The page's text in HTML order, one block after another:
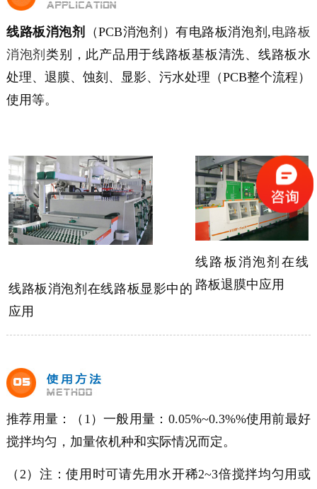
线路板消泡剂 （PCB消泡剂）有电路板消泡剂,电路板
消泡剂类别，此产品用于线路板基板清洗、线路板水
处理、退膜、蚀刻、显影、污水处理（PCB整个流程）
使用等。
线路板消泡剂在线路板显影中的
应用
线路板消泡剂在线
路板退膜中应用
推荐用量：（1）一般用量： 0.05%~0.3%%使用前最好
搅拌均匀，加量依机种和实际情况而定。
（2）注：使用时可请先用水开稀2~3倍搅拌均匀用或